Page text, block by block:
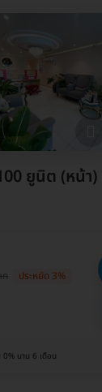
ยูนิต (หน้า)
ท ประหยัด 3%
นาน 6 เดือน